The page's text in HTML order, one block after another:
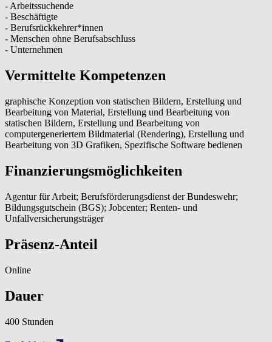
- Arbeitssuchende
- Beschäftigte
- Berufsrückkehrer*innen
- Menschen ohne Berufsabschluss
- Unternehmen
Vermittelte Kompetenzen
graphische Konzeption von statischen Bildern, Erstellung und
Bearbeitung von Material, Erstellung und Bearbeitung von
statischen Bildern, Erstellung und Bearbeitung von
computergeneriertem Bildmaterial (Rendering), Erstellung und
Bearbeitung von 3D Grafiken, Spezifische Software bedienen
Finanzierungsmöglichkeiten
Agentur für Arbeit; Berufsförderungsdienst der Bundeswehr;
Bildungsgutschein (BGS); Jobcenter; Renten- und
Unfallversicherungsträger
Präsenz-Anteil
Online
Dauer
400 Stunden